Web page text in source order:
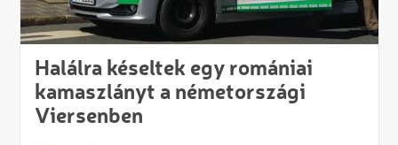
Halálra késeltek egy romániai
kamaszlányt a németországi
Viersenben